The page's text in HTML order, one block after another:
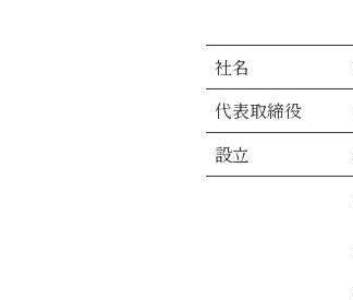
社名
代表取締役
設立